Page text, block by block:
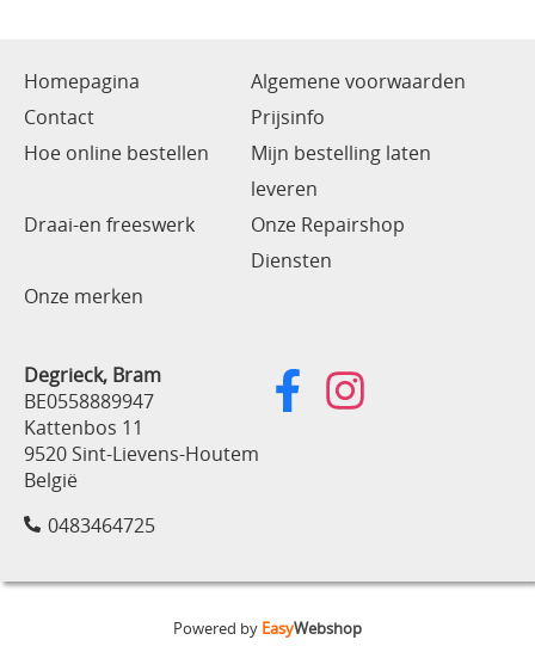
Homepagina
Algemene voorwaarden
Contact
Prijsinfo
Hoe online bestellen
Mijn bestelling laten
leveren
Draai-en freeswerk
Onze Repairshop
Diensten
Onze merken
Degrieck, Bram
BE0558889947
Kattenbos 11
9520 Sint-Lievens-Houtem
België
0483464725
Powered by EasyWebshop